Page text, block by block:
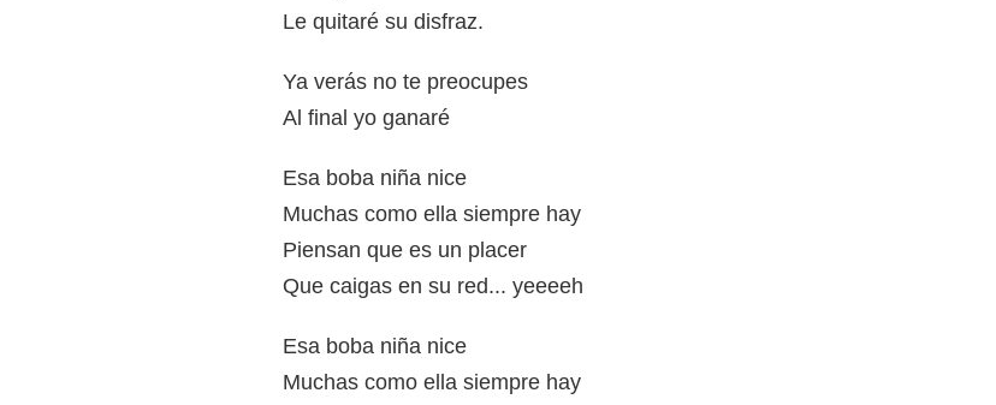
Le quitaré su disfraz.
Ya verás no te preocupes
Al final yo ganaré
Esa boba niña nice
Muchas como ella siempre hay
Piensan que es un placer
Que caigas en su red... yeeeeh
Esa boba niña nice
Muchas como ella siempre hay